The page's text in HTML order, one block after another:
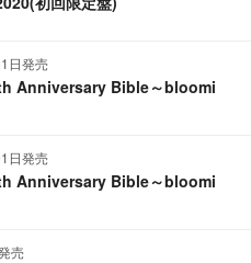
日発売
Anniversary Bible～bloomi
日発売
Anniversary Bible～bloomi
売